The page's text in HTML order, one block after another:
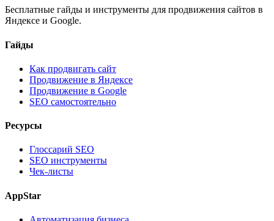
Бесплатные гайды и инструменты для продвижения сайтов в
Яндексе и Google.
Гайды
Как продвигать сайт
Продвижение в Яндексе
Продвижение в Google
SEO самостоятельно
Ресурсы
Глоссарий SEO
SEO инструменты
Чек-листы
AppStar